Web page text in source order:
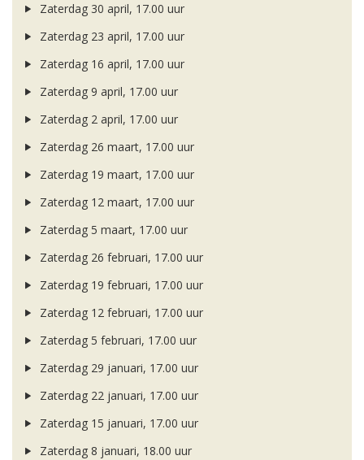
Zaterdag 30 april, 17.00 uur
Zaterdag 23 april, 17.00 uur
Zaterdag 16 april, 17.00 uur
Zaterdag 9 april, 17.00 uur
Zaterdag 2 april, 17.00 uur
Zaterdag 26 maart, 17.00 uur
Zaterdag 19 maart, 17.00 uur
Zaterdag 12 maart, 17.00 uur
Zaterdag 5 maart, 17.00 uur
Zaterdag 26 februari, 17.00 uur
Zaterdag 19 februari, 17.00 uur
Zaterdag 12 februari, 17.00 uur
Zaterdag 5 februari, 17.00 uur
Zaterdag 29 januari, 17.00 uur
Zaterdag 22 januari, 17.00 uur
Zaterdag 15 januari, 17.00 uur
Zaterdag 8 januari, 18.00 uur